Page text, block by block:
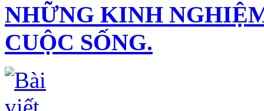
NHỮNG KINH
CUỘC SỐNG.